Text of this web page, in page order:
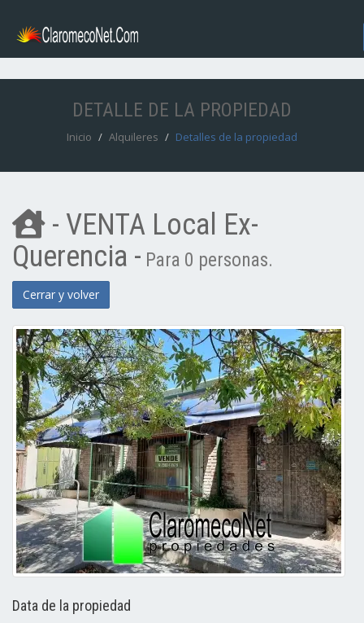
DETALLE DE LA PROPIEDAD
Inicio Alquileres Detalles de la propiedad
- VENTA Local Ex-
Querencia - Para 0 personas.
Cerrar y volver
Data de la propiedad